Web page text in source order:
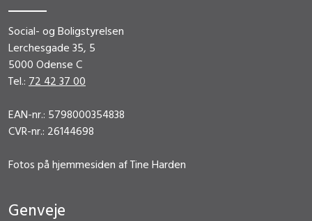
Social- og Boligstyrelsen
Lerchesgade 35, 5
5000 Odense C
Tel.: 72 42 37 00
EAN-nr.: 5798000354838
CVR-nr.: 26144698
Fotos på hjemmesiden af Tine Harden
Genveje